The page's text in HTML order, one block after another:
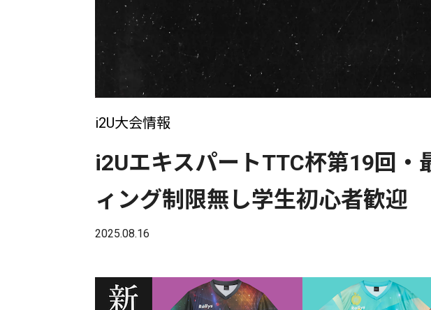
i2U大会情報
i2UエキスパートTTC杯第19回・
ィング制限無し学生初心者歓迎
2025.08.16